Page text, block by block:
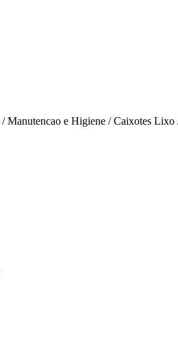
e Higiene / Caixotes Lixo